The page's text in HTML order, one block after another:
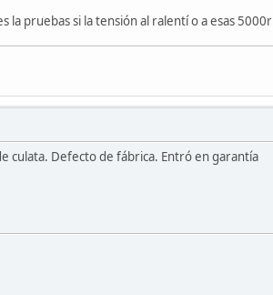
la pruebas si la tensión al ralentí o a esas
culata. Defecto de fábrica. Entró en garantía